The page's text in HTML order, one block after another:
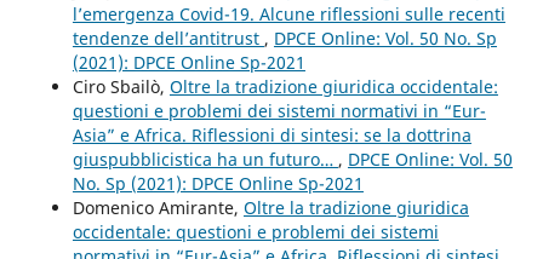
l’emergenza Covid-19. Alcune riflessioni sulle recenti
tendenze dell’antitrust , DPCE Online: Vol. 50 No. Sp
(2021): DPCE Online Sp-2021
Ciro Sbailò, Oltre la tradizione giuridica occidentale:
questioni e problemi dei sistemi normativi in “Eur-
Asia” e Africa. Riflessioni di sintesi: se la dottrina
giuspubblicistica ha un futuro… , DPCE Online: Vol. 50
No. Sp (2021): DPCE Online Sp-2021
Domenico Amirante, Oltre la tradizione giuridica
occidentale: questioni e problemi dei sistemi